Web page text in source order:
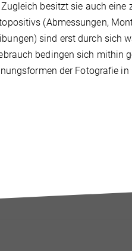
besitzt sie auch eine
(Abmessungen,
sind erst durch sich
bedingen sich mithin
der Fotografie